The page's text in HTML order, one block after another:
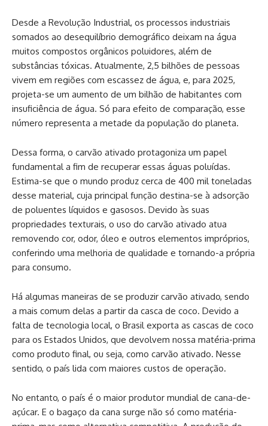
Desde a Revolução Industrial, os processos industriais
somados ao desequilíbrio demográfico deixam na água
muitos compostos orgânicos poluidores, além de
substâncias tóxicas. Atualmente, 2,5 bilhões de pessoas
vivem em regiões com escassez de água, e, para 2025,
projeta-se um aumento de um bilhão de habitantes com
insuficiência de água. Só para efeito de comparação, esse
número representa a metade da população do planeta.
Dessa forma, o carvão ativado protagoniza um papel
fundamental a fim de recuperar essas águas poluídas.
Estima-se que o mundo produz cerca de 400 mil toneladas
desse material, cuja principal função destina-se à adsorção
de poluentes líquidos e gasosos. Devido às suas
propriedades texturais, o uso do carvão ativado atua
removendo cor, odor, óleo e outros elementos impróprios,
conferindo uma melhoria de qualidade e tornando-a própria
para consumo.
Há algumas maneiras de se produzir carvão ativado, sendo
a mais comum delas a partir da casca de coco. Devido a
falta de tecnologia local, o Brasil exporta as cascas de coco
para os Estados Unidos, que devolvem nossa matéria-prima
como produto final, ou seja, como carvão ativado. Nesse
sentido, o país lida com maiores custos de operação.
No entanto, o país é o maior produtor mundial de cana-de-
açúcar. E o bagaço da cana surge não só como matéria-